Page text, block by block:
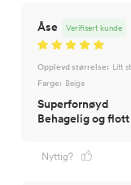
Åse Verifisert kunde
Opplevd størrelse: Litt
Farge: Beige
Superfornøyd
Behagelig og
Nyttig?